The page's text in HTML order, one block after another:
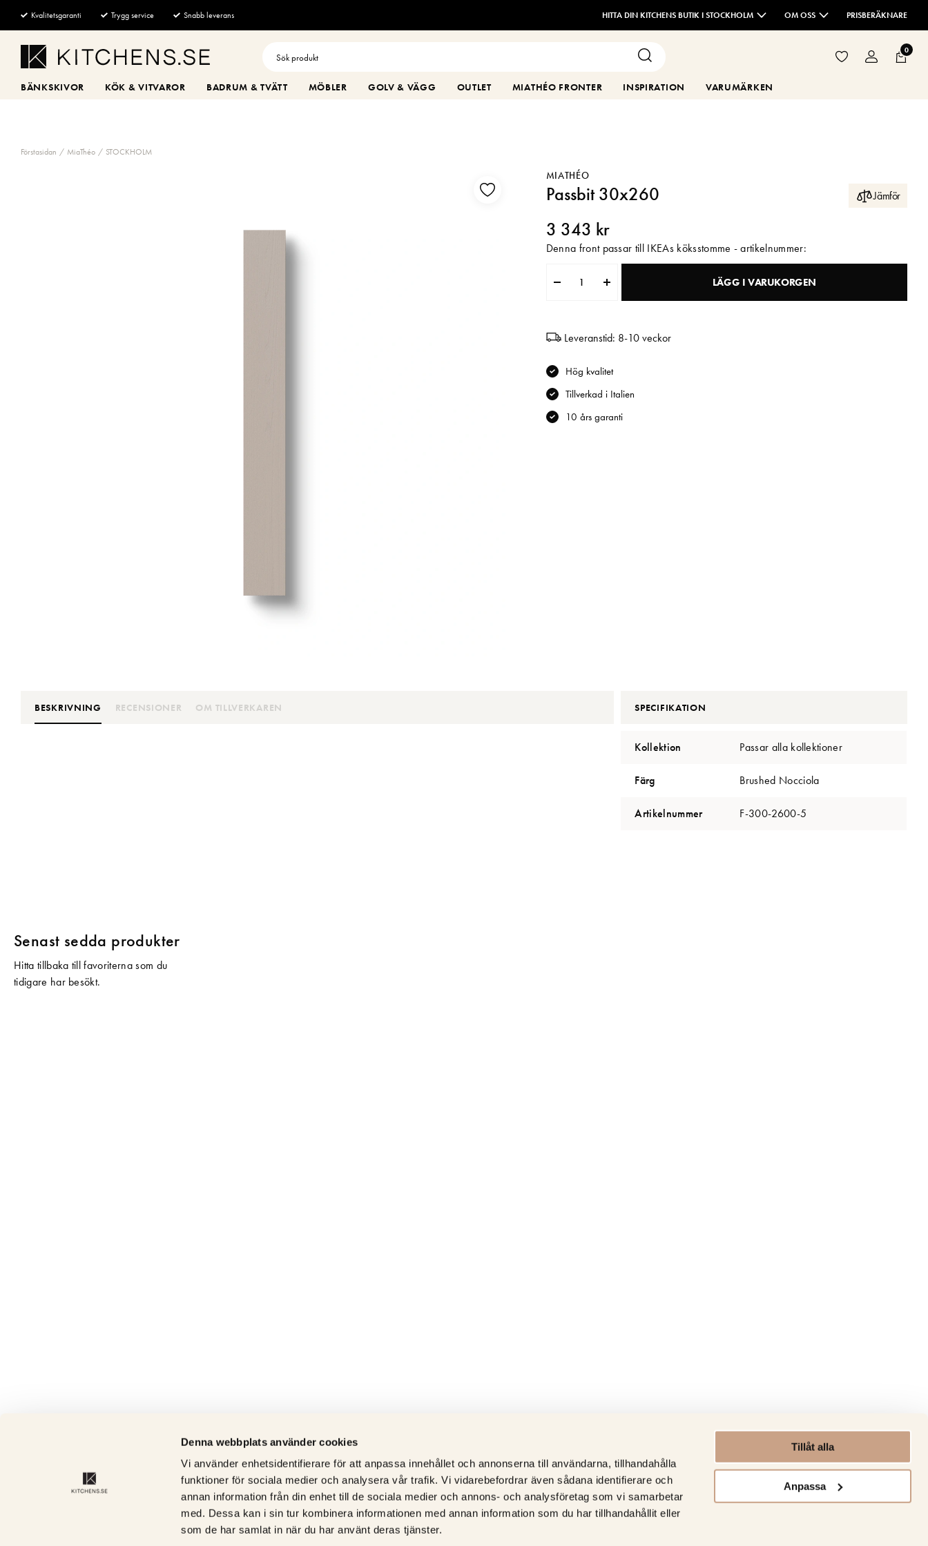
Denna webbplats använder cookies
Vi använder enhetsidentifierare för att anpassa innehållet och annonserna till användarna, tillhandahålla
funktioner för sociala medier och analysera vår trafik. Vi vidarebefordrar även sådana identifierare och
annan information från din enhet till de sociala medier och annons- och analysföretag som vi samarbetar
med. Dessa kan i sin tur kombinera informationen med annan information som du har tillhandahållit eller
som de har samlat in när du har använt deras tjänster.
Tillåt alla
Anpassa
HITTA DIN KITCHENS BUTIK I STOCKHOLM OM OSS PRISBERÄKNARE
Kvalitetsgaranti Trygg service Snabb leverans
0
BÄNKSKIVOR KÖK & VITVAROR BADRUM & TVÄTT MÖBLER GOLV & VÄGG OUTLET MIATHÉO FRONTER INSPIRATION VARUMÄRKEN
Förstasidan MiaThéo STOCKHOLM
MIATHÉO
Passbit 30x260 Jämför
3 343 kr
Denna front passar till IKEAs köksstomme - artikelnummer:
LÄGG I VARUKORGEN
Leveranstid: 8-10 veckor
Hög kvalitet
Tillverkad i Italien
10 års garanti
BESKRIVNING RECENSIONER OM TILLVERKAREN SPECIFIKATION
Kollektion Passar alla kollektioner
Färg Brushed Nocciola
Artikelnummer F-300-2600-5
Senast sedda produkter
Hitta tillbaka till favoriterna som du
tidigare har besökt.